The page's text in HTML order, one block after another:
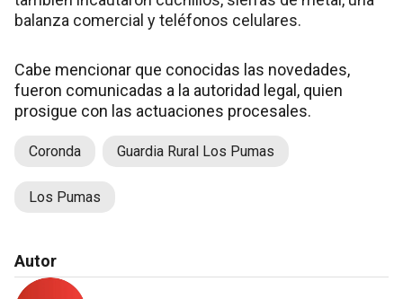
Cabe mencionar que conocidas las novedades,
fueron comunicadas a la autoridad legal, quien
prosigue con las actuaciones procesales.
Coronda Guardia Rural Los Pumas
Los Pumas
Autor